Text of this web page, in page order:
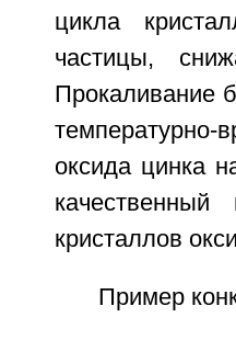
цикла
частицы,
Прокаливание
оксида цинка
кристаллов
Пример